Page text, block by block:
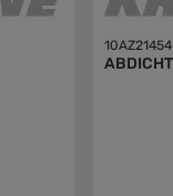
10AZ21454